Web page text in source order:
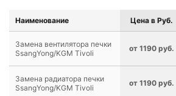
Наименование Цена в Руб.
Замена вентилятора печки
SsangYong/KGM Tivoli
от 1190 руб.
Замена радиатора печки
SsangYong/KGM Tivoli
от 1190 руб.